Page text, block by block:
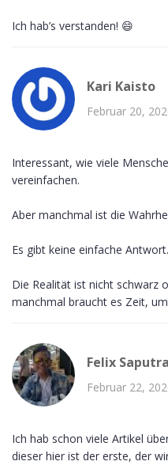
Ich hab’s verstanden! 😄
Kari Kaisto
Februar 20,
Interessant, wie viele
vereinfachen.
Aber manchmal ist die
Es gibt keine einfache
Die Realität ist nicht schwarz
manchmal braucht es Zeit,
Felix Saputra
Februar 22,
Ich hab schon viele Artikel
dieser hier ist der erste, der